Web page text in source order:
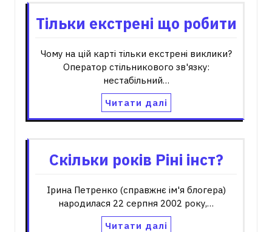
Тільки екстрені що робити
Чому на цій карті тільки екстрені виклики?
Оператор стільникового зв'язку:
нестабільний…
Читати далі
Скільки років Ріні інст?
Ірина Петренко (справжнє ім'я блогера)
народилася 22 серпня 2002 року,…
Читати далі